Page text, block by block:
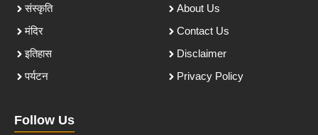
संस्कृति
मंदिर
इतिहास
पर्यटन
About Us
Contact Us
Disclaimer
Privacy Policy
Follow Us